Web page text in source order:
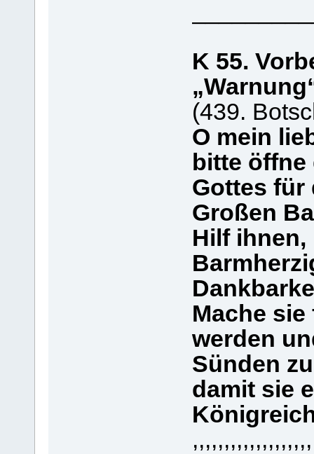
K 55.
(439.
O mein
bitte
Gottes für
Großen
Hilf ihnen,
Mache
werden
Sünden
damit sie